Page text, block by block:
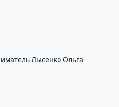
Лысенко Ольга